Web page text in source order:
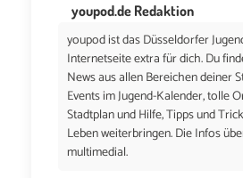
youpod.de Redaktion
youpod ist das Düsseldorfer
Internetseite extra für dich. Du
News aus allen Bereichen deiner
Events im Jugend-Kalender, tolle
Stadtplan und Hilfe, Tipps und
Leben weiterbringen. Die Infos
multimedial.